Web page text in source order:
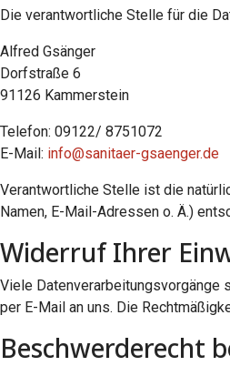
Die verantwortliche Stelle für die
Alfred Gsänger
Dorfstraße 6
91126 Kammerstein
Telefon: 09122/ 8751072
E-Mail: info@sanitaer-gsaenger.de
Verantwortliche Stelle ist die
Namen, E-Mail-Adressen o. Ä.)
Widerruf Ihrer
Viele Datenverarbeitungsvorgänge
per E-Mail an uns. Die
Beschwerderecht